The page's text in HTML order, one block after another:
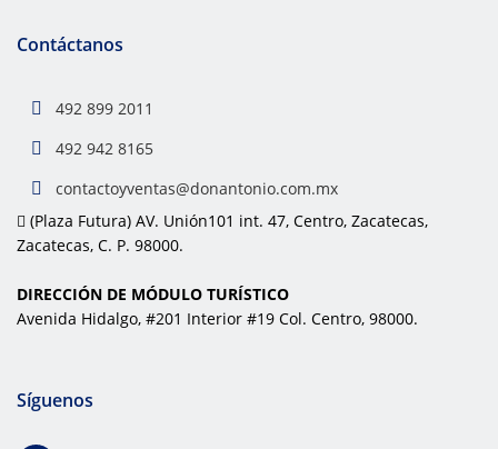
Contáctanos
492 899 2011
492 942 8165
contactoyventas@donantonio.com.mx
(Plaza Futura) AV. Unión101 int. 47, Centro, Zacatecas,
Zacatecas, C. P. 98000.
DIRECCIÓN DE MÓDULO TURÍSTICO
Avenida Hidalgo, #201 Interior #19 Col. Centro, 98000.
Síguenos